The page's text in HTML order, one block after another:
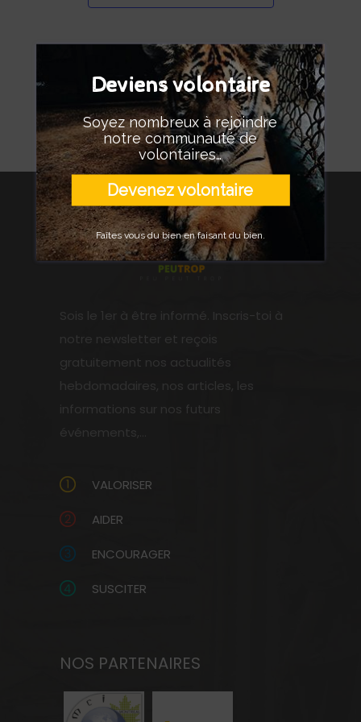
Sois le 1er à être informé. Inscris-toi à
notre newsletter et reçois
gratuitement nos actualités
hebdomadaires, nos articles, les
informations sur nos futurs
événements,...
VALORISER
AIDER
ENCOURAGER
SUSCITER
NOS PARTENAIRES
Deviens volontaire
Soyez nombreux à rejoindre
notre communauté de
volontaires…
Devenez volontaire
Faîtes vous du bien en faisant du bien.